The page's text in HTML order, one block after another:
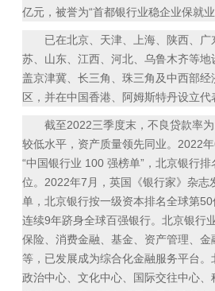
亿元，被誉为“首都银行业稳企业保就业
已在北京、天津、上海、陕西、广
苏、山东、江西、河北、乌鲁木齐等
盖京津冀、长三角、珠三角及中西部
区，并在中国香港、阿姆斯特丹设立代
截至2022三季度末，不良贷款率为
较低水平，资产质量领先同业。2022
“中国银行业 100 强榜单”，北京银行
位。2022年7月，英国《银行家》杂志
单，北京银行按一级资本排名全球第50
连续9年跻身全球百强银行。北京银行
保险、消费金融、基金、资产管理、金
等，已发展成为综合化金融服务平台。
政治中心、文化中心、国际交往中心